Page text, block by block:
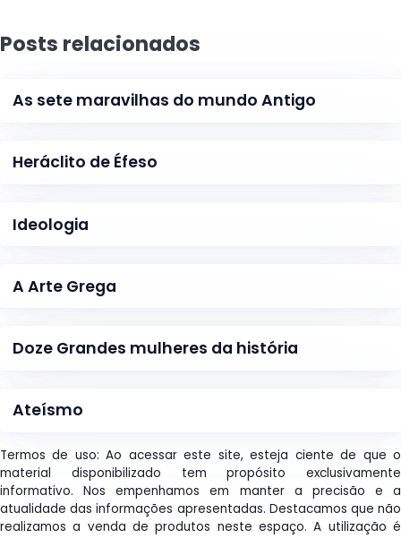
Posts relacionados
As sete maravilhas do mundo Antigo
Heráclito de Éfeso
Ideologia
A Arte Grega
Doze Grandes mulheres da história
Ateísmo
Termos de uso: Ao acessar este site, esteja ciente de que o
material disponibilizado tem propósito exclusivamente
informativo. Nos empenhamos em manter a precisão e a
atualidade das informações apresentadas. Destacamos que não
realizamos a venda de produtos neste espaço. A utilização é